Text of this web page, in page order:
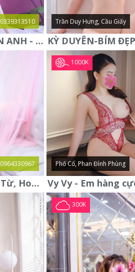
0339313510
NGỰC THẬT VÚ TO-LAN ANH - BƯỚM ĐẸP TUYỆT SẮC GIAI
Trần Duy Hưng, Cầu Giấy
0964330967
Thanh Thủy gái gọi Đại Từ, Hoàng Mai mới xác thực, xinh xuất sắc
1000K
Phố Cổ, Phan Đình Phùng
300K